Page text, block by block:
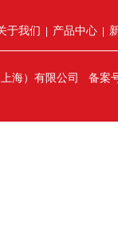
于我们 产品中心|
海）有限公司 备案